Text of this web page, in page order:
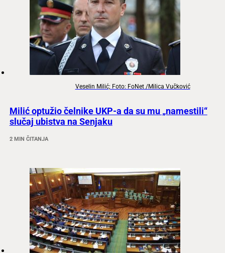
Veselin Milić; Foto: FoNet /Milica Vučković
Milić optužio čelnike UKP-a da su mu „namestili“
slučaj ubistva na Senjaku
2 MIN ČITANJA